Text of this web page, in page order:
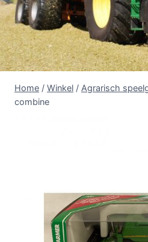
Home / Winkel / Agrarisch
combine